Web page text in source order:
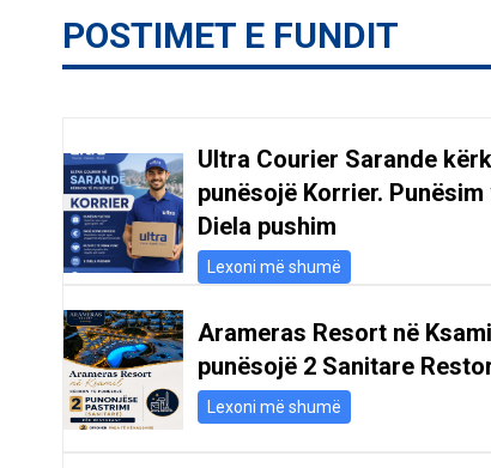
POSTIMET E FUNDIT
Ultra Courier Sarande
punësojë Korrier.
Diela pushim
Lexoni më shumë
Arameras Resort në
punësojë 2 Sanitare
Lexoni më shumë